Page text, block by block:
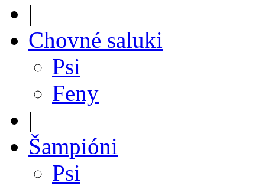
|
Chovné saluki
Psi
Feny
|
Šampióni
Psi